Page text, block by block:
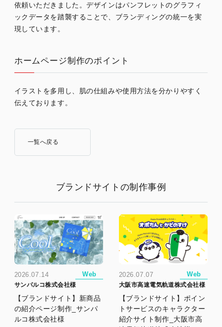
依頼いただきました。デザインはパンフレットのグラフィ
ックデータを踏襲することで、ブランディングの統一を実
現しています。
ホームページ制作のポイント
イラストを多用し、肌の仕組みや使用方法を分かりやすく
伝えております。
一覧へ戻る
ブランドサイトの制作事例
2026.07.14 Web
サンパルコ株式会社様
【ブランドサイト】新商品
の紹介ページ制作_サンパ
ルコ株式会社様
2026.07.07 Web
大阪市高速電気軌道株式会社様
【ブランドサイト】ポイン
トサービスのキャラクター
紹介サイト制作_大阪市高